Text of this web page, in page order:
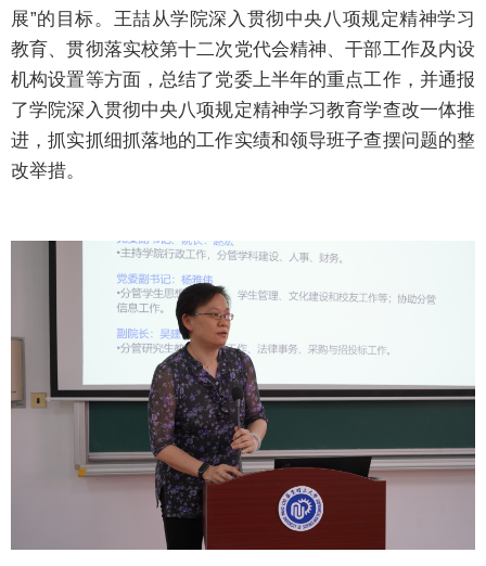
展”的目标。王喆从学院深入贯彻中央八项规定精神学习
教育、贯彻落实校第十二次党代会精神、干部工作及内设
机构设置等方面，总结了党委上半年的重点工作，并通报
了学院深入贯彻中央八项规定精神学习教育学查改一体推
进，抓实抓细抓落地的工作实绩和领导班子查摆问题的整
改举措。